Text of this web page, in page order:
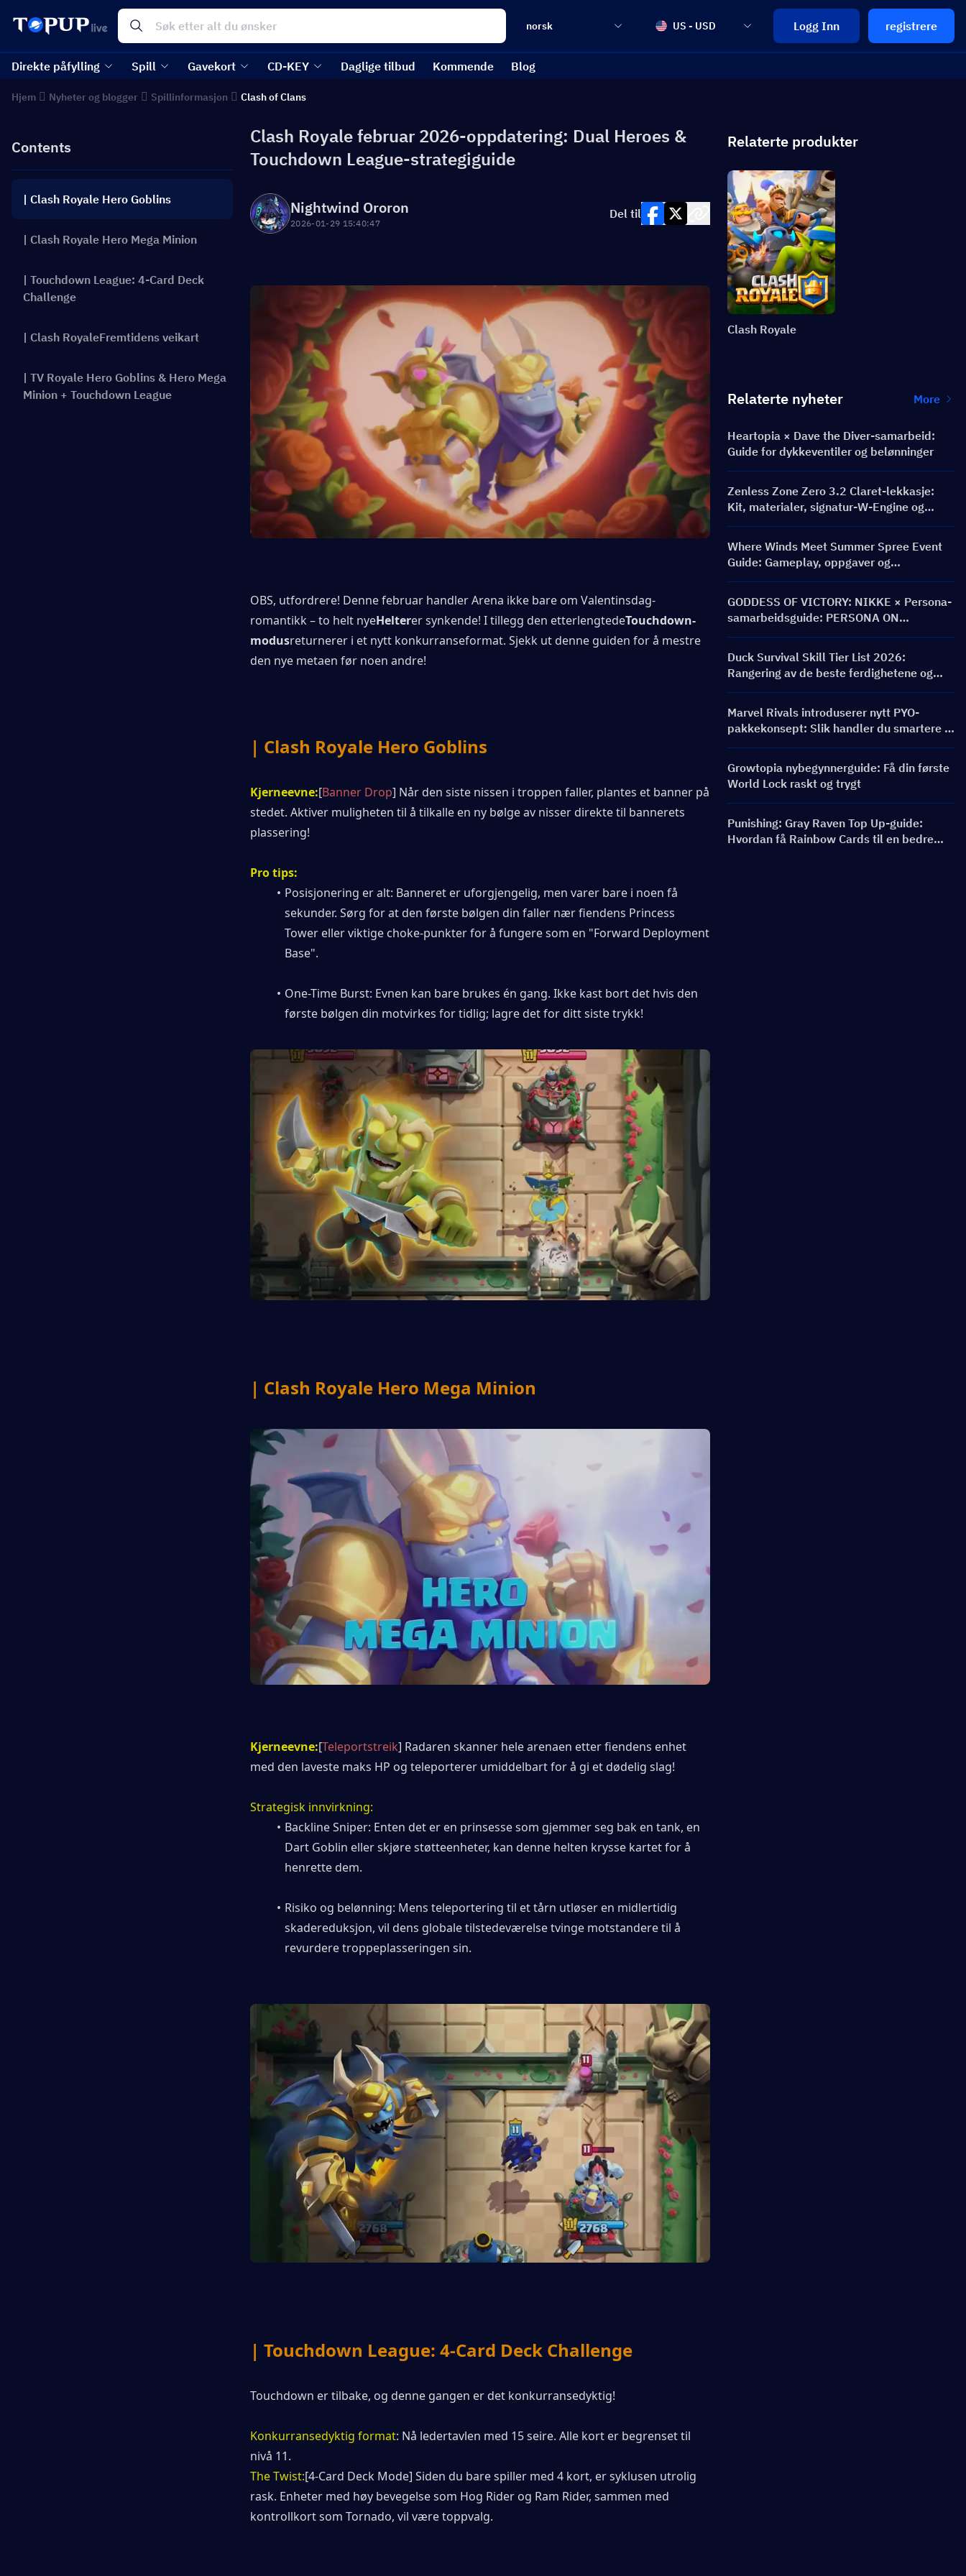
norsk US - USD Logg Inn registrere
Direkte påfylling Spill Gavekort CD-KEY Daglige tilbud Kommende Blog
Hjem Nyheter og blogger Spillinformasjon Clash of Clans
Contents
| Clash Royale Hero Goblins
| Clash Royale Hero Mega Minion
| Touchdown League: 4-Card Deck
Challenge
| Clash RoyaleFremtidens veikart
| TV Royale Hero Goblins & Hero Mega
Minion + Touchdown League
Clash Royale februar 2026-oppdatering: Dual Heroes &
Touchdown League-strategiguide
Nightwind Ororon
2026-01-29 15:40:47
Del til
OBS, utfordrere! Denne februar handler Arena ikke bare om Valentinsdag-
romantikk – to helt nyeHelterer synkende! I tillegg den etterlengtedeTouchdown-
modusreturnerer i et nytt konkurranseformat. Sjekk ut denne guiden for å mestre
den nye metaen før noen andre!
| Clash Royale Hero Goblins
Kjerneevne:[Banner Drop] Når den siste nissen i troppen faller, plantes et banner på
stedet. Aktiver muligheten til å tilkalle en ny bølge av nisser direkte til bannerets
plassering!
Pro tips:
Posisjonering er alt: Banneret er uforgjengelig, men varer bare i noen få
sekunder. Sørg for at den første bølgen din faller nær fiendens Princess
Tower eller viktige choke-punkter for å fungere som en "Forward Deployment
Base".
One-Time Burst: Evnen kan bare brukes én gang. Ikke kast bort det hvis den
første bølgen din motvirkes for tidlig; lagre det for ditt siste trykk!
| Clash Royale Hero Mega Minion
Kjerneevne:[Teleportstreik] Radaren skanner hele arenaen etter fiendens enhet
med den laveste maks HP og teleporterer umiddelbart for å gi et dødelig slag!
Strategisk innvirkning:
Backline Sniper: Enten det er en prinsesse som gjemmer seg bak en tank, en
Dart Goblin eller skjøre støtteenheter, kan denne helten krysse kartet for å
henrette dem.
Risiko og belønning: Mens teleportering til et tårn utløser en midlertidig
skadereduksjon, vil dens globale tilstedeværelse tvinge motstandere til å
revurdere troppeplasseringen sin.
| Touchdown League: 4-Card Deck Challenge
Touchdown er tilbake, og denne gangen er det konkurransedyktig!
Konkurransedyktig format: Nå ledertavlen med 15 seire. Alle kort er begrenset til
nivå 11.
The Twist:[4-Card Deck Mode] Siden du bare spiller med 4 kort, er syklusen utrolig
rask. Enheter med høy bevegelse som Hog Rider og Ram Rider, sammen med
kontrollkort som Tornado, vil være toppvalg.
Relaterte produkter
Clash Royale
Relaterte nyheter More
Heartopia × Dave the Diver-samarbeid:
Guide for dykkeventiler og belønninger
Zenless Zone Zero 3.2 Claret-lekkasje:
Kit, materialer, signatur-W-Engine og
Mindscape Cinema
Where Winds Meet Summer Spree Event
Guide: Gameplay, oppgaver og
belønninger
GODDESS OF VICTORY: NIKKE × Persona-
samarbeidsguide: PERSONA ON
FRONTLINE-event, karakterer, bannere og
belønninger
Duck Survival Skill Tier List 2026:
Rangering av de beste ferdighetene og
byggveiledning
Marvel Rivals introduserer nytt PYO-
pakkekonsept: Slik handler du smartere i
butikkoppdateringen for sesong 9.5
Growtopia nybegynnerguide: Få din første
World Lock raskt og trygt
Punishing: Gray Raven Top Up-guide:
Hvordan få Rainbow Cards til en bedre